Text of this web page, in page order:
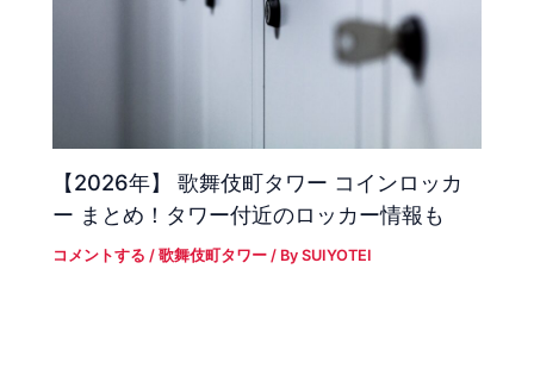
【2026年】 歌舞伎町タワー コインロッカ
ー まとめ！タワー付近のロッカー情報も
コメントする /歌舞伎町タワー / BySUIYOTEI